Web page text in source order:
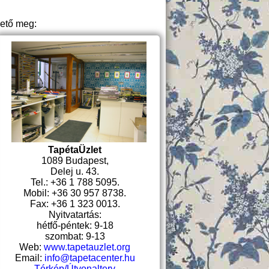
meg:
TapétaÜzlet
1089 Budapest,
Delej u. 43.
Tel.: +36 1 788 5095.
Mobil: +36 30 957 8738.
Fax: +36 1 323 0013.
Nyitvatartás:
hétfő-péntek: 9-18
szombat: 9-13
Web:www.tapetauzlet.org
Email: info@tapetacenter.hu